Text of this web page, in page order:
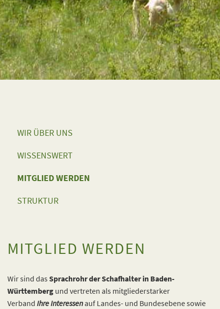
WIR ÜBER UNS
WISSENSWERT
MITGLIED WERDEN
STRUKTUR
MITGLIED WERDEN
Wir sind das Sprachrohr der Schafhalter in Baden-
Württemberg und vertreten als mitglieder­starker
Verband Ihre Interessenauf Landes- und Bundesebene sowie